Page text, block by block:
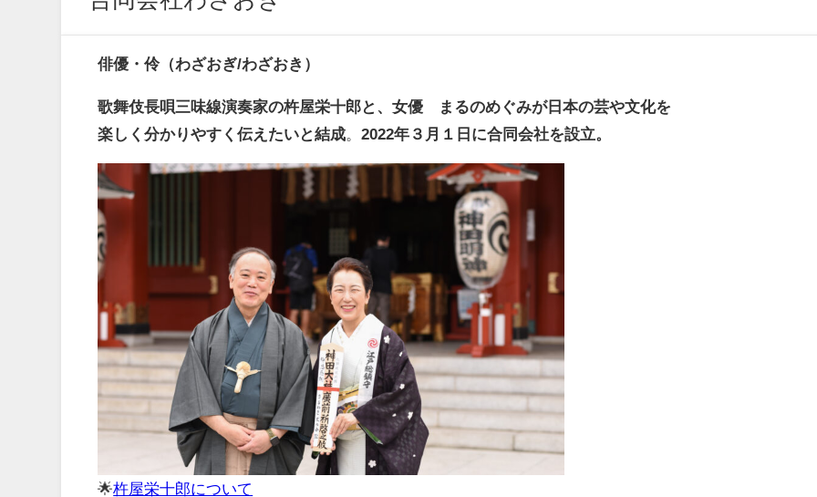
俳優・伶（わざおぎ/わざおき）
歌舞伎長唄三味線演奏家の杵屋栄十郎と、女優 まるのめぐみが日本の芸や文化を
楽しく分かりやすく伝えたいと結成 。2022年３月１日に合同会社を設立。
🌟杵屋栄十郎について